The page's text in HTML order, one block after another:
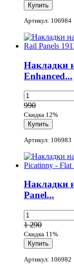
Артикул: 106984
Накладки
Enhanced...
990
Скидка 12%
Артикул: 106983
Накладки
Panel...
1 290
Скидка 11%
Артикул: 106982